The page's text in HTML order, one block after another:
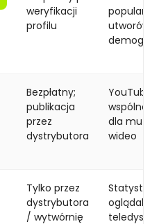
weryfikacji
profilu
utworów,
Bezpłatny;
publikacja
przez
dystrybutora
YouTube
wspólne
dla
wideo
Tylko przez
dystrybutora
/ wytwórnię
Statystyki